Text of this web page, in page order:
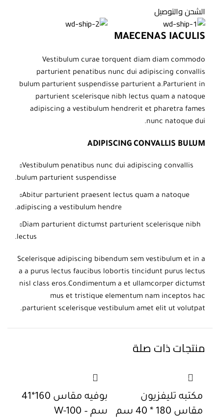
الشحن والتوصيل
MAECENAS IACULIS
Vestibulum curae torquent diam diam commodo
parturient penatibus nunc dui adipiscing convallis
bulum parturient suspendisse parturient a.Parturient in
parturient scelerisque nibh lectus quam a natoque
adipiscing a vestibulum hendrerit et pharetra fames
nunc natoque dui.
ADIPISCING CONVALLIS BULUM
Vestibulum penatibus nunc dui adipiscing convallis
bulum parturient suspendisse.
Abitur parturient praesent lectus quam a natoque
adipiscing a vestibulum hendre.
Diam parturient dictumst parturient scelerisque nibh
lectus.
Scelerisque adipiscing bibendum sem vestibulum et in a
a a purus lectus faucibus lobortis tincidunt purus lectus
nisl class eros.Condimentum a et ullamcorper dictumst
mus et tristique elementum nam inceptos hac
parturient scelerisque vestibulum amet elit ut volutpat.
منتجات ذات صلة
-30%
مكتبه تليفزيون
مقاس 180 * 40 سم
-42%
بوفيه مقاس 160*41
سم – W-100